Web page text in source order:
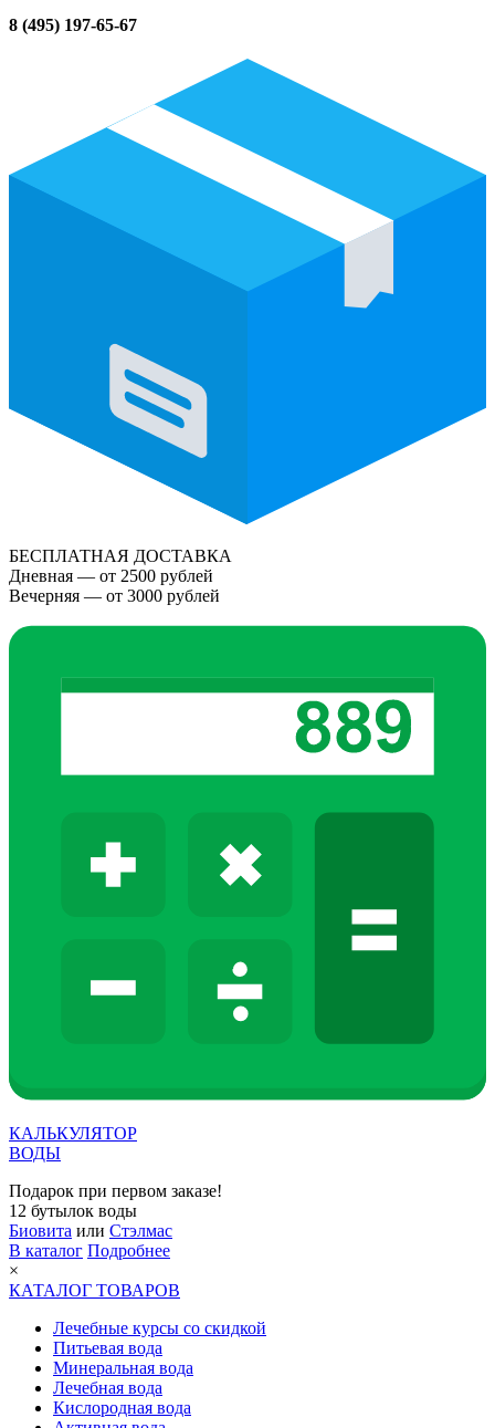
8 (495) 197-65-67
БЕСПЛАТНАЯ ДОСТАВКА
Дневная — от 2500 рублей
Вечерняя — от 3000 рублей
КАЛЬКУЛЯТОР
ВОДЫ
Подарок при первом заказе!
12 бутылок воды
Биовита или Стэлмас
В каталог Подробнее
×
КАТАЛОГ ТОВАРОВ
Лечебные курсы со скидкой
Питьевая вода
Минеральная вода
Лечебная вода
Кислородная вода